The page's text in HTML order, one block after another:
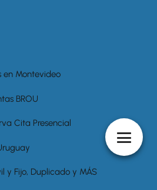
en Montevideo
BROU
Cita Presencial
y Fijo, Duplicado y MÁS